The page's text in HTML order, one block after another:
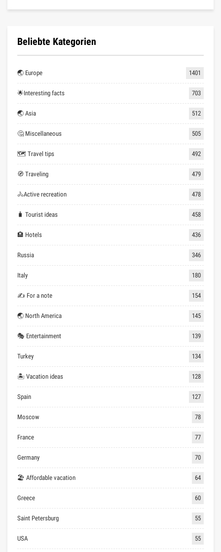
Beliebte Kategorien
🌏 Europe 1401
🌟Interesting facts 703
🌏 Asia 512
🤔 Miscellaneous 505
🗺 Travel tips 492
🧭 Traveling 479
🚴Active recreation 478
🧳 Tourist ideas 458
🏨 Hotels 436
Russia 346
Italy 180
✍ For a note 154
🌏 North America 145
🎭 Entertainment 139
Turkey 134
🏝 Vacation ideas 128
Spain 127
Moscow 78
France 77
Germany 70
🏖 Affordable vacation 64
Greece 60
Saint Petersburg 55
USA 55